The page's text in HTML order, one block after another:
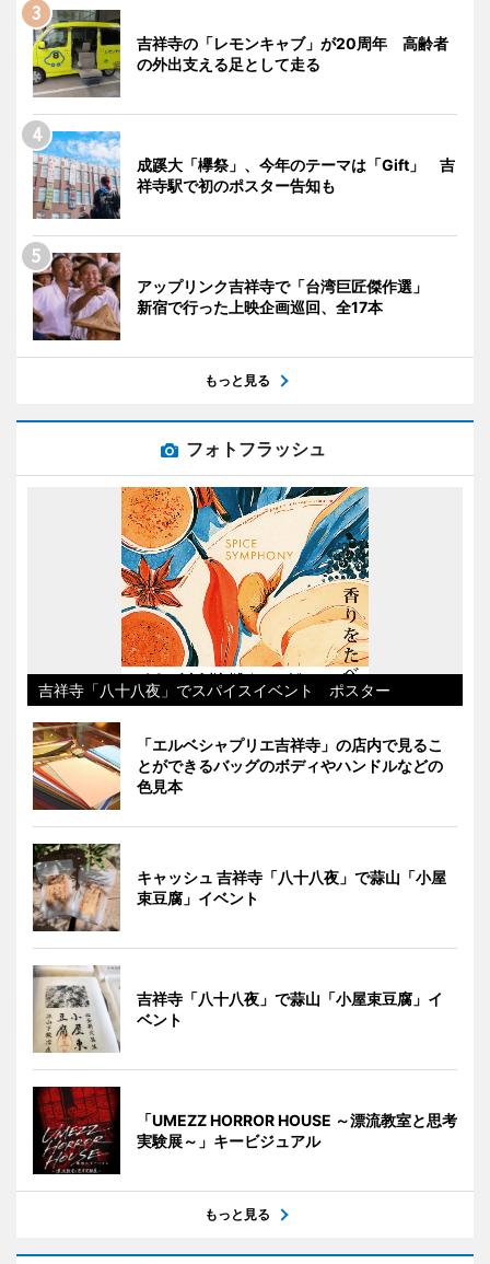
吉祥寺の「レモンキャブ」が20周年 高齢者
の外出支える足として走る
成蹊大「欅祭」、今年のテーマは「Gift」 吉
祥寺駅で初のポスター告知も
アップリンク吉祥寺で「台湾巨匠傑作選」
新宿で行った上映企画巡回、全17本
もっと見る
フォトフラッシュ
吉祥寺「八十八夜」でスパイスイベント ポスター
「エルベシャプリエ吉祥寺」の店内で見るこ
とができるバッグのボディやハンドルなどの
色見本
キャッシュ 吉祥寺「八十八夜」で蒜山「小屋
束豆腐」イベント
吉祥寺「八十八夜」で蒜山「小屋束豆腐」イ
ベント
「UMEZZ HORROR HOUSE ～漂流教室と思考
実験展～」キービジュアル
もっと見る